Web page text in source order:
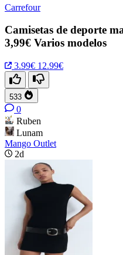
Carrefour
Camisetas de deporte
3,99€ Varios modelos
3.99€ 12.99€
533
0
Ruben
Lunam
Mango Outlet
2d